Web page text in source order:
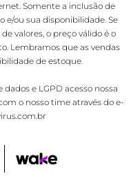
Somente a inclusão de
e/ou sua disponibilidade. Se
valores, o preço válido é o
Lembramos que as vendas
de estoque.
e LGPD acesso nossa
o nosso time através do e-